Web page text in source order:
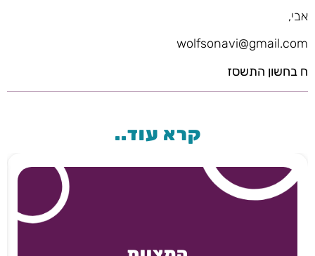
אבי,
wolfsonavi@gmail.com
ח בחשון התשסז
קרא עוד..